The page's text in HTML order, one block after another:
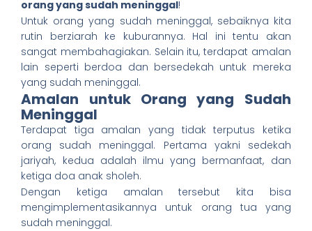
orang yang sudah meninggal!
Untuk orang yang sudah meninggal, sebaiknya kita
rutin berziarah ke kuburannya. Hal ini tentu akan
sangat membahagiakan. Selain itu, terdapat amalan
lain seperti berdoa dan bersedekah untuk mereka
yang sudah meninggal.
Amalan untuk Orang yang Sudah
Meninggal
Terdapat tiga amalan yang tidak terputus ketika
orang sudah meninggal. Pertama yakni sedekah
jariyah, kedua adalah ilmu yang bermanfaat, dan
ketiga doa anak sholeh.
Dengan ketiga amalan tersebut kita bisa
mengimplementasikannya untuk orang tua yang
sudah meninggal.